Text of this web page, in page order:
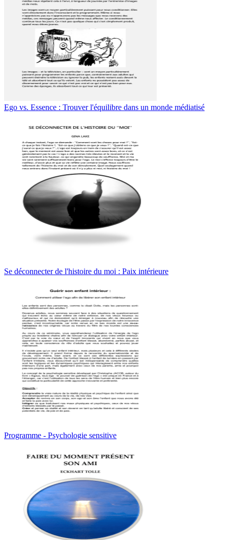
Ego vs. Essence : Trouver l'équilibre dans un monde médiatisé
Se déconnecter de l'histoire du moi : Paix intérieure
Programme - Psychologie sensitive